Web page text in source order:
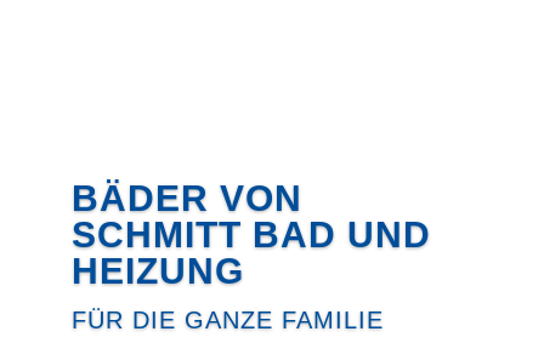
BÄDER VON
SCHMITT BAD UND
HEIZUNG
FÜR DIE GANZE FAMILIE